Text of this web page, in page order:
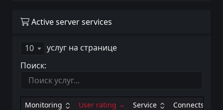
Active server services
10
услуг на странице
Поиск:
Monitoring User rating Service Connects